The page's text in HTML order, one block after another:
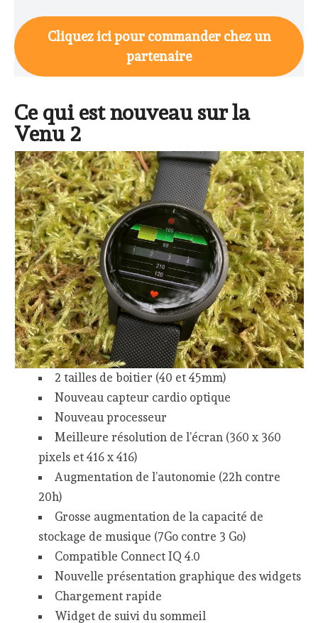
Cliquez ici pour commander chez un
partenaire
Ce qui est nouveau sur la
Venu 2
2 tailles de boitier (40 et 45mm)
Nouveau capteur cardio optique
Nouveau processeur
Meilleure résolution de l’écran (360 x 360
pixels et 416 x 416)
Augmentation de l’autonomie (22h contre
20h)
Grosse augmentation de la capacité de
stockage de musique (7Go contre 3 Go)
Compatible Connect IQ 4.0
Nouvelle présentation graphique des widgets
Chargement rapide
Widget de suivi du sommeil